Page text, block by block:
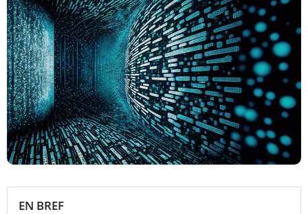
EN BREF